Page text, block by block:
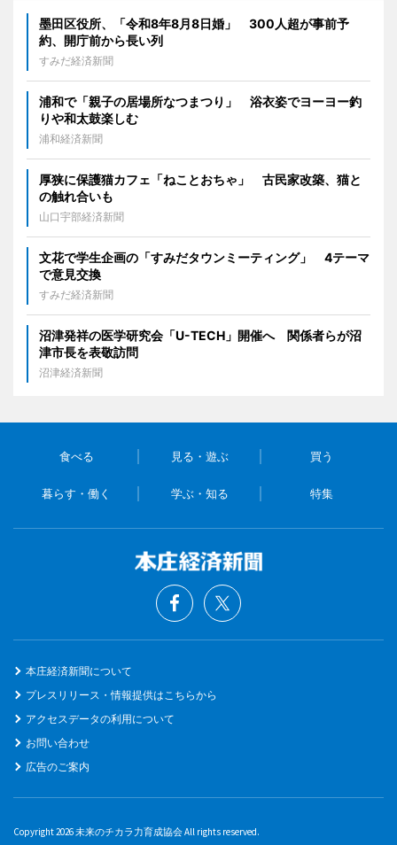
墨田区役所、「令和8年8月8日婚」 300人超が事前予
約、開庁前から長い列
すみだ経済新聞
浦和で「親子の居場所なつまつり」 浴衣姿でヨーヨー釣
りや和太鼓楽しむ
浦和経済新聞
厚狭に保護猫カフェ「ねことおちゃ」 古民家改築、猫と
の触れ合いも
山口宇部経済新聞
文花で学生企画の「すみだタウンミーティング」 4テーマ
で意見交換
すみだ経済新聞
沼津発祥の医学研究会「U-TECH」開催へ 関係者らが沼
津市長を表敬訪問
沼津経済新聞
食べる 見る・遊ぶ 買う
暮らす・働く 学ぶ・知る 特集
本庄経済新聞について
プレスリリース・情報提供はこちらから
アクセスデータの利用について
お問い合わせ
広告のご案内
Copyright 2026 未来のチカラ力育成協会 All rights reserved.